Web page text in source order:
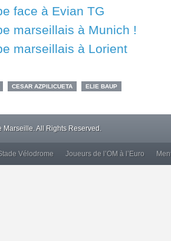
face à Evian TG
marseillais à Munich !
marseillais à Lorient
CESAR AZPILICUETA ELIE BAUP
All Rights Reserved.
Vélodrome Joueurs de l’OM à l’Euro